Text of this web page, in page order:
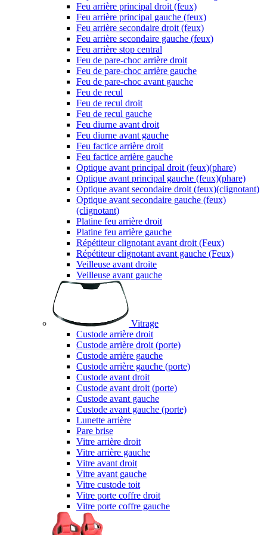
Feu arrière principal droit (feux)
Feu arrière principal gauche (feux)
Feu arrière secondaire droit (feux)
Feu arrière secondaire gauche (feux)
Feu arrière stop central
Feu de pare-choc arrière droit
Feu de pare-choc arrière gauche
Feu de pare-choc avant gauche
Feu de recul
Feu de recul droit
Feu de recul gauche
Feu diurne avant droit
Feu diurne avant gauche
Feu factice arrière droit
Feu factice arrière gauche
Optique avant principal droit (feux)(phare)
Optique avant principal gauche (feux)(phare)
Optique avant secondaire droit (feux)(clignotant)
Optique avant secondaire gauche (feux)
(clignotant)
Platine feu arrière droit
Platine feu arrière gauche
Répétiteur clignotant avant droit (Feux)
Répétiteur clignotant avant gauche (Feux)
Veilleuse avant droite
Veilleuse avant gauche
Vitrage
Custode arrière droit
Custode arrière droit (porte)
Custode arrière gauche
Custode arrière gauche (porte)
Custode avant droit
Custode avant droit (porte)
Custode avant gauche
Custode avant gauche (porte)
Lunette arrière
Pare brise
Vitre arrière droit
Vitre arrière gauche
Vitre avant droit
Vitre avant gauche
Vitre custode toit
Vitre porte coffre droit
Vitre porte coffre gauche